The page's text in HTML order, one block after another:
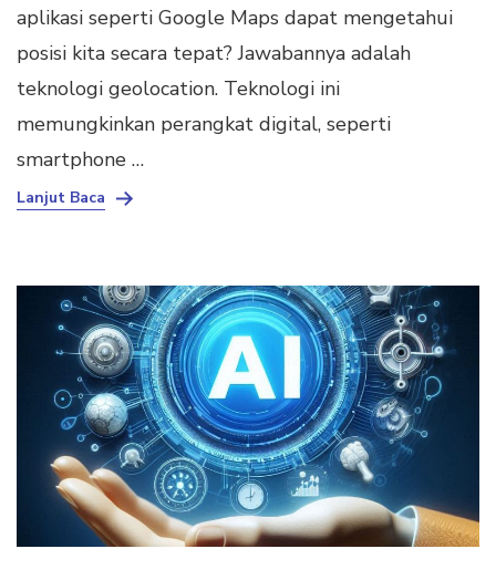
aplikasi seperti Google Maps dapat mengetahui
posisi kita secara tepat? Jawabannya adalah
teknologi geolocation. Teknologi ini
memungkinkan perangkat digital, seperti
smartphone …
Lanjut Baca